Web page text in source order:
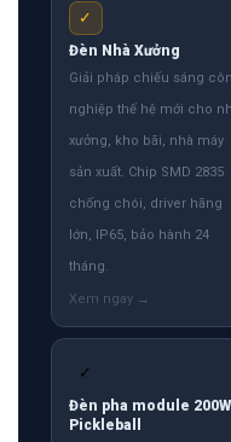
✓
Đèn Nhà Xưởng
Giải pháp chiếu sáng
nghiệp thế hệ mới cho
xưởng, kho bãi, nhà máy
sản xuất. Chip SMD 2835
chống chói, driver hãng
lớn, IP65, bảo hành 24
tháng.
✓
Đèn pha module 200W
Pickleball